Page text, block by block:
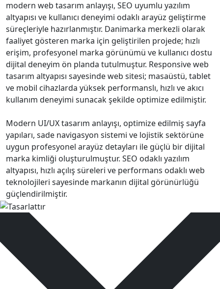
modern web tasarım anlayışı, SEO uyumlu yazılım
altyapısı ve kullanıcı deneyimi odaklı arayüz geliştirme
süreçleriyle hazırlanmıştır. Danimarka merkezli olarak
faaliyet gösteren marka için geliştirilen projede; hızlı
erişim, profesyonel marka görünümü ve kullanıcı dostu
dijital deneyim ön planda tutulmuştur. Responsive web
tasarım altyapısı sayesinde web sitesi; masaüstü, tablet
ve mobil cihazlarda yüksek performanslı, hızlı ve akıcı
kullanım deneyimi sunacak şekilde optimize edilmiştir.
Modern UI/UX tasarım anlayışı, optimize edilmiş sayfa
yapıları, sade navigasyon sistemi ve lojistik sektörüne
uygun profesyonel arayüz detayları ile güçlü bir dijital
marka kimliği oluşturulmuştur. SEO odaklı yazılım
altyapısı, hızlı açılış süreleri ve performans odaklı web
teknolojileri sayesinde markanın dijital görünürlüğü
güçlendirilmiştir.